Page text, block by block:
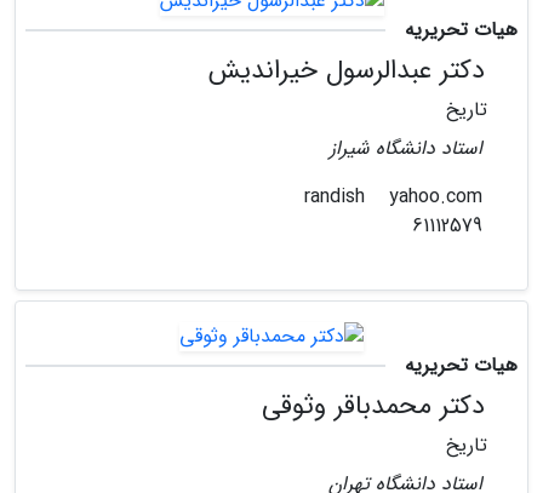
هیات تحریریه
دکتر عبدالرسول خیراندیش
تاریخ
استاد دانشگاه شیراز
yahoo.com
هیات تحریریه
دکتر محمدباقر وثوقی
تاریخ
استاد دانشگاه تهران